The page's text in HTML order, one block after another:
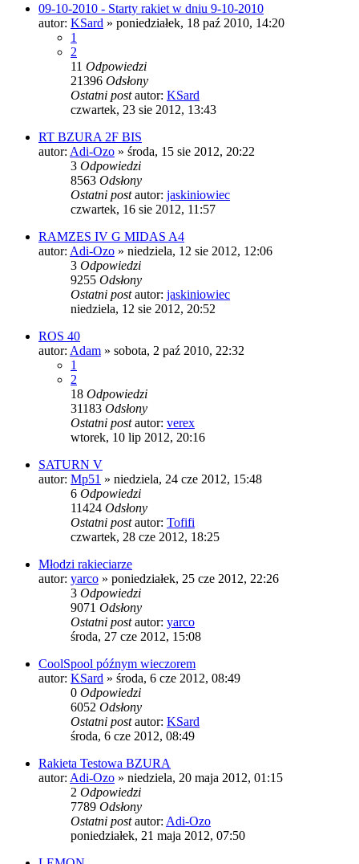
09-10-2010 - Starty rakiet w dniu 9-10-2010
autor: KSard » poniedziałek, 18 paź 2010, 14:20
1
2
11 Odpowiedzi
21396 Odsłony
Ostatni postautor: KSard
czwartek, 23 sie 2012, 13:43
RT BZURA 2F BIS
autor: Adi-Ozo » środa, 15 sie 2012, 20:22
3 Odpowiedzi
8563 Odsłony
Ostatni postautor: jaskiniowiec
czwartek, 16 sie 2012, 11:57
RAMZES IV G MIDAS A4
autor: Adi-Ozo » niedziela, 12 sie 2012, 12:06
3 Odpowiedzi
9255 Odsłony
Ostatni postautor: jaskiniowiec
niedziela, 12 sie 2012, 20:52
ROS 40
autor: Adam » sobota, 2 paź 2010, 22:32
1
2
18 Odpowiedzi
31183 Odsłony
Ostatni postautor: verex
wtorek, 10 lip 2012, 20:16
SATURN V
autor: Mp51 » niedziela, 24 cze 2012, 15:48
6 Odpowiedzi
11424 Odsłony
Ostatni postautor: Tofifi
czwartek, 28 cze 2012, 18:25
Młodzi rakieciarze
autor: yarco » poniedziałek, 25 cze 2012, 22:26
3 Odpowiedzi
9071 Odsłony
Ostatni postautor: yarco
środa, 27 cze 2012, 15:08
CoolSpool późnym wieczorem
autor: KSard » środa, 6 cze 2012, 08:49
0 Odpowiedzi
6052 Odsłony
Ostatni postautor: KSard
środa, 6 cze 2012, 08:49
Rakieta Testowa BZURA
autor: Adi-Ozo » niedziela, 20 maja 2012, 01:15
2 Odpowiedzi
7789 Odsłony
Ostatni postautor: Adi-Ozo
poniedziałek, 21 maja 2012, 07:50